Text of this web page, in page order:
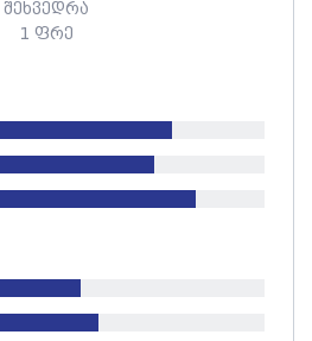
შეხვედრა
1 ფრე